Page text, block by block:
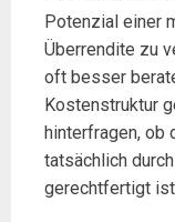
Potenzial einer
Überrendite zu
oft besser
Kostenstruktur
hinterfragen, ob
tatsächlich
gerechtfertigt